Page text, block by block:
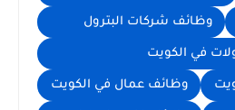
وظائف شركات البترول
في الكويت
وظائف عمال في الكويت